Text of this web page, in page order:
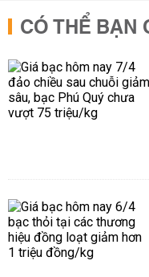
CÓ THỂ BẠN